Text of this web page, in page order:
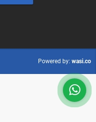
Powered by: wasi.co